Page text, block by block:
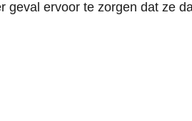
geval ervoor te zorgen dat ze